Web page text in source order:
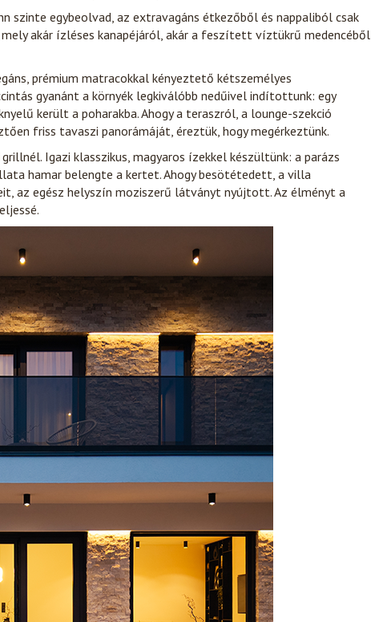
szinte egybeolvad, az extravagáns étkezőből és nappaliból csak
akár ízléses kanapéjáról, akár a feszített víztükrű medencéből
prémium matracokkal kényeztető kétszemélyes
gyanánt a környék legkiválóbb nedűivel indítottunk: egy
került a poharakba. Ahogy a teraszról, a lounge-szekció
friss tavaszi panorámáját, éreztük, hogy megérkeztünk.
Igazi klasszikus, magyaros ízekkel készültünk: a parázs
hamar belengte a kertet. Ahogy besötétedett, a villa
az egész helyszín moziszerű látványt nyújtott. Az élményt a